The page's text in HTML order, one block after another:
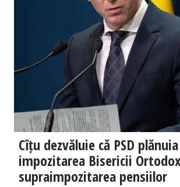
Cîțu dezvăluie că PSD
impozitarea Bisericii
supraimpozitarea pensiilor